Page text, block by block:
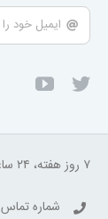
۷ روز هفته، ۲۴ ساعته پاسخگوی شما هستیم.
شماره تماس